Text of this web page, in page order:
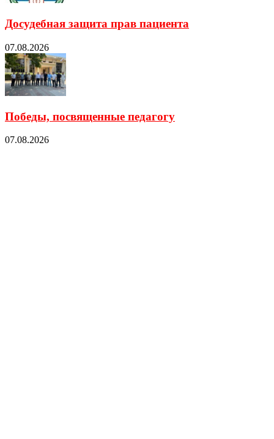
Досудебная защита прав пациента
07.08.2026
Победы, посвященные педагогу
07.08.2026